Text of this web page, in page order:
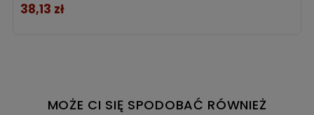
Cena
38,13 zł
MOŻE CI SIĘ SPODOBAĆ RÓWNIEŻ